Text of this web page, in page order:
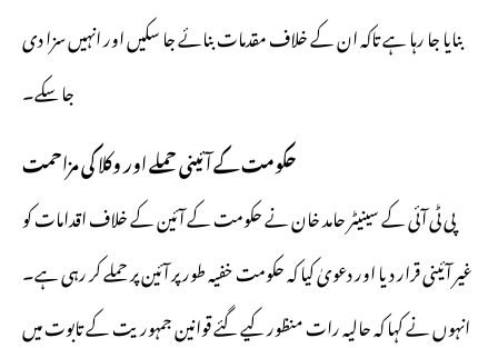
بنایا جا رہا ہے تاکہ ان کے خلاف مقدمات بنائے جا سکیں اور انہیں سزا دی
جا سکے۔
حکومت کے آئینی حملے اور وکلا کی مزاحمت
پی ٹی آئی کے سینیٹر حامد خان نے حکومت کے آئین کے خلاف اقدامات کو
غیر آئینی قرار دیا اور دعویٰ کیا کہ حکومت خفیہ طور پر آئین پر حملے کر رہی ہے۔
انہوں نے کہا کہ حالیہ رات منظور کیے گئے قوانین جمہوریت کے تابوت میں